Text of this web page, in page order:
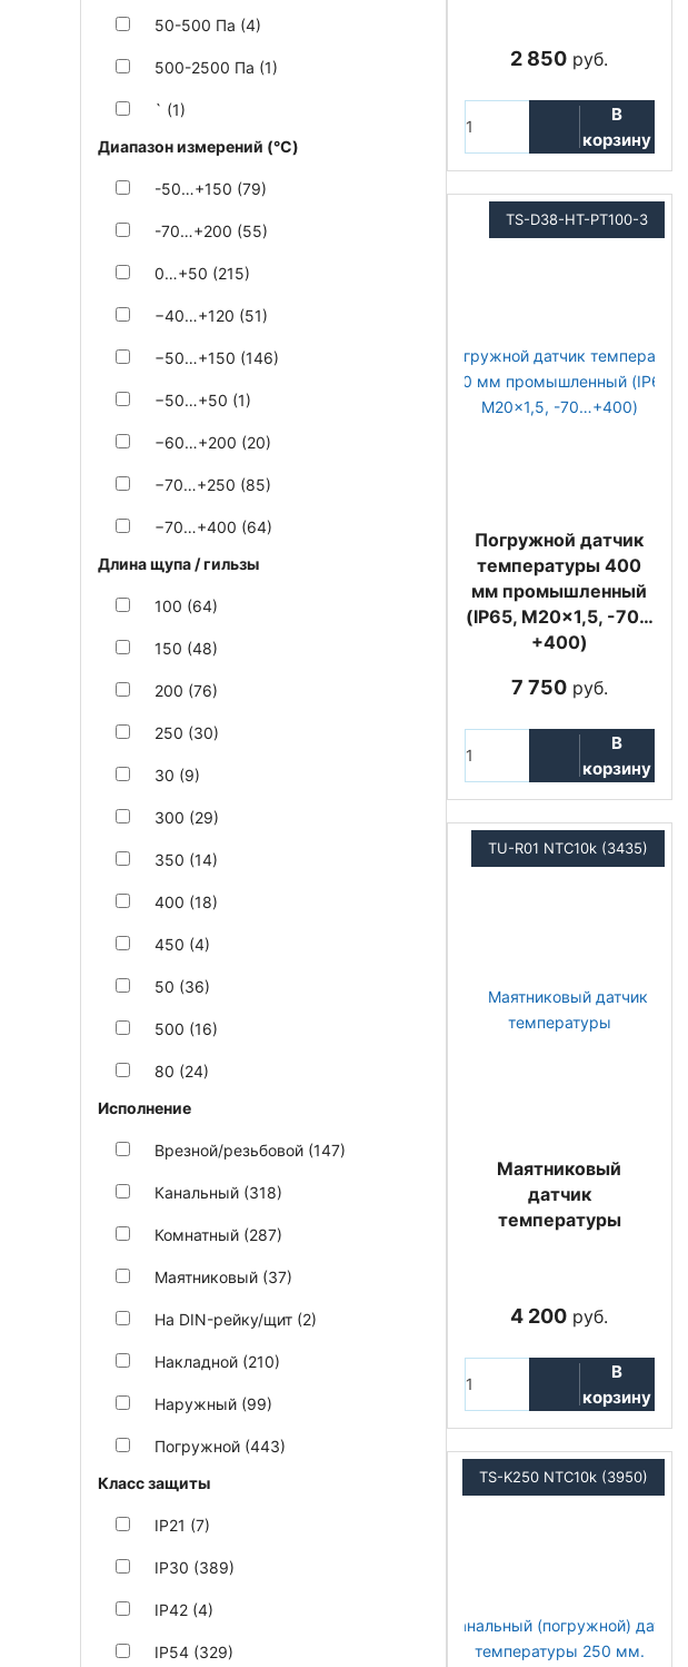
50-500 Па (4)
500-2500 Па (1)
` (1)
Диапазон измерений (°C)
-50…+150 (79)
-70…+200 (55)
0…+50 (215)
−40…+120 (51)
−50…+150 (146)
−50…+50 (1)
−60…+200 (20)
−70…+250 (85)
−70…+400 (64)
Длина щупа / гильзы
100 (64)
150 (48)
200 (76)
250 (30)
30 (9)
300 (29)
350 (14)
400 (18)
450 (4)
50 (36)
500 (16)
80 (24)
Исполнение
Врезной/резьбовой (147)
Канальный (318)
Комнатный (287)
Маятниковый (37)
На DIN-рейку/щит (2)
Накладной (210)
Наружный (99)
Погружной (443)
Класс защиты
IP21 (7)
IP30 (389)
IP42 (4)
IP54 (329)
2 850 руб.
В
корзину
TS-D38-HT-PT100-3
Погружной датчик
температуры 400
мм промышленный
(IP65, M20x1,5, -70…
+400)
7 750руб.
В
корзину
TU-R01 NTC10k (3435)
Маятниковый
датчик
температуры
4 200 руб.
В
корзину
TS-K250 NTC10k (3950)